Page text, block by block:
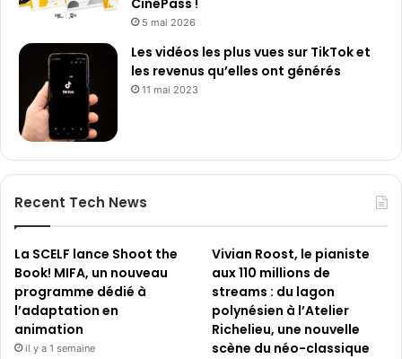
CinéPass !
5 mai 2026
Les vidéos les plus vues sur TikTok et
les revenus qu’elles ont générés
11 mai 2023
Recent Tech News
La SCELF lance Shoot the
Book! MIFA, un nouveau
programme dédié à
l’adaptation en
animation
il y a 1 semaine
Vivian Roost, le pianiste
aux 110 millions de
streams : du lagon
polynésien à l’Atelier
Richelieu, une nouvelle
scène du néo-classique